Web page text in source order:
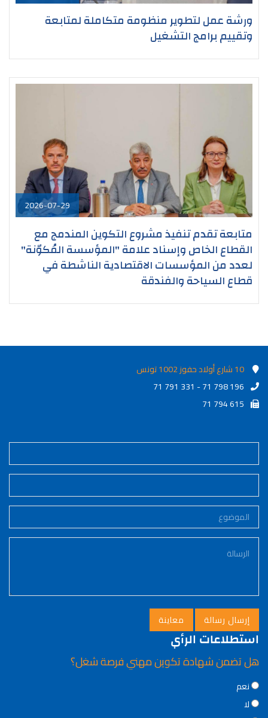
ورشة عمل لتطوير منظومة متكاملة لمتابعة
وتقييم برامج التشغيل
2026-07-29
متابعة تقدم تنفيذ مشروع التكوين المندمج مع
القطاع الخاص وإسناد علامة "المؤسسة المُكوّنة"
لعدد من المؤسسات الاقتصادية الناشطة في
قطاع السياحة والفندقة
10 شارع أولاد حفوز 1002 تونس
71 791 331 - 71 798 196
71 794 615
استطلاعات الرأي
هل تضمن شهادة تكوين مهني فرصة شغل؟
Choices
نعم
لا